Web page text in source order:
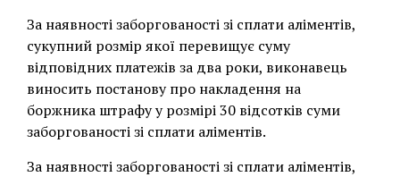
За наявності заборгованості зі сплати аліментів,
сукупний розмір якої перевищує суму
відповідних платежів за два роки, виконавець
виносить постанову про накладення на
боржника штрафу у розмірі 30 відсотків суми
заборгованості зі сплати аліментів.
За наявності заборгованості зі сплати аліментів,